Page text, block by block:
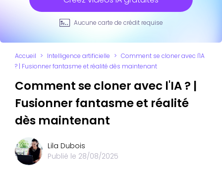
Aucune carte de crédit requise
Accueil > Intelligence artificielle > Comment se cloner avec l'IA
? | Fusionner fantasme et réalité dès maintenant
Comment se cloner avec l'IA ? |
Fusionner fantasme et réalité
dès maintenant
Lila Dubois
Publié le 28/08/2025